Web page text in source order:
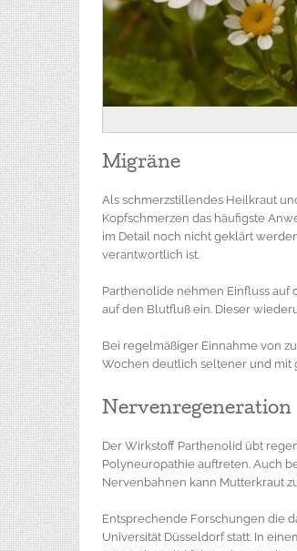
Migräne
Als schmerzstillendes Heilkraut
Kopfschmerzen das häufigste
im Detail noch nicht geklärt
verantwortlich ist.
Parthenolide nehmen Einfluss auf
auf den Blutfluß ein. Dieser
Bei regelmäßiger Einnahme von
Wochen deutlich seltener und mit
Nervenregeneration
Der Wirkstoff Parthenolid übt
Polyneuropathie auftreten. Auch
Nervenbahnen kann Mutterkraut
Entsprechende Forschungen die
Universität Düsseldorf statt. In